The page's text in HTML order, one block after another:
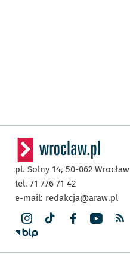
pl. Solny 14, 50-062 Wrocław
tel. 71 776 71 42
e-mail: redakcja@araw.pl